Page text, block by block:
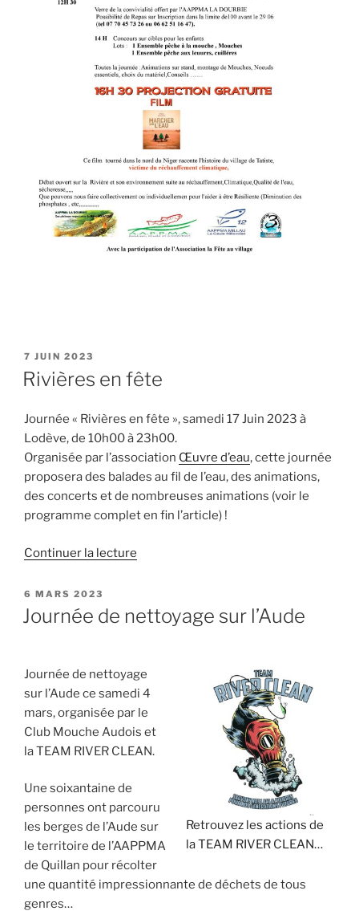
PUBLIÉ
LE
7 JUIN 2023
Rivières en fête
Journée « Rivières en fête », samedi 17 Juin 2023 à
Lodève, de 10h00 à 23h00.
Organisée par l’association Œuvre d’eau, cette journée
proposera des balades au fil de l’eau, des animations,
des concerts et de nombreuses animations (voir le
programme complet en fin l’article) !
Continuer la lecture
fête »
PUBLIÉ
LE
6 MARS 2023
Journée de nettoyage sur l’Aude
Retrouvez les actions de
la TEAM RIVER CLEAN…
Journée de nettoyage
sur l’Aude ce samedi 4
mars, organisée par le
Club Mouche Audois et
la TEAM RIVER CLEAN.
Une soixantaine de
personnes ont parcouru
les berges de l’Aude sur
le territoire de l’AAPPMA
de Quillan pour récolter
une quantité impressionnante de déchets de tous
genres…